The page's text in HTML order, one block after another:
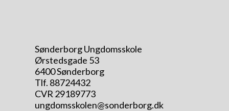
Sønderborg Ungdomsskole
Ørstedsgade 53
6400 Sønderborg
Tlf. 88724432
CVR 29189773
ungdomsskolen@sonderborg.dk